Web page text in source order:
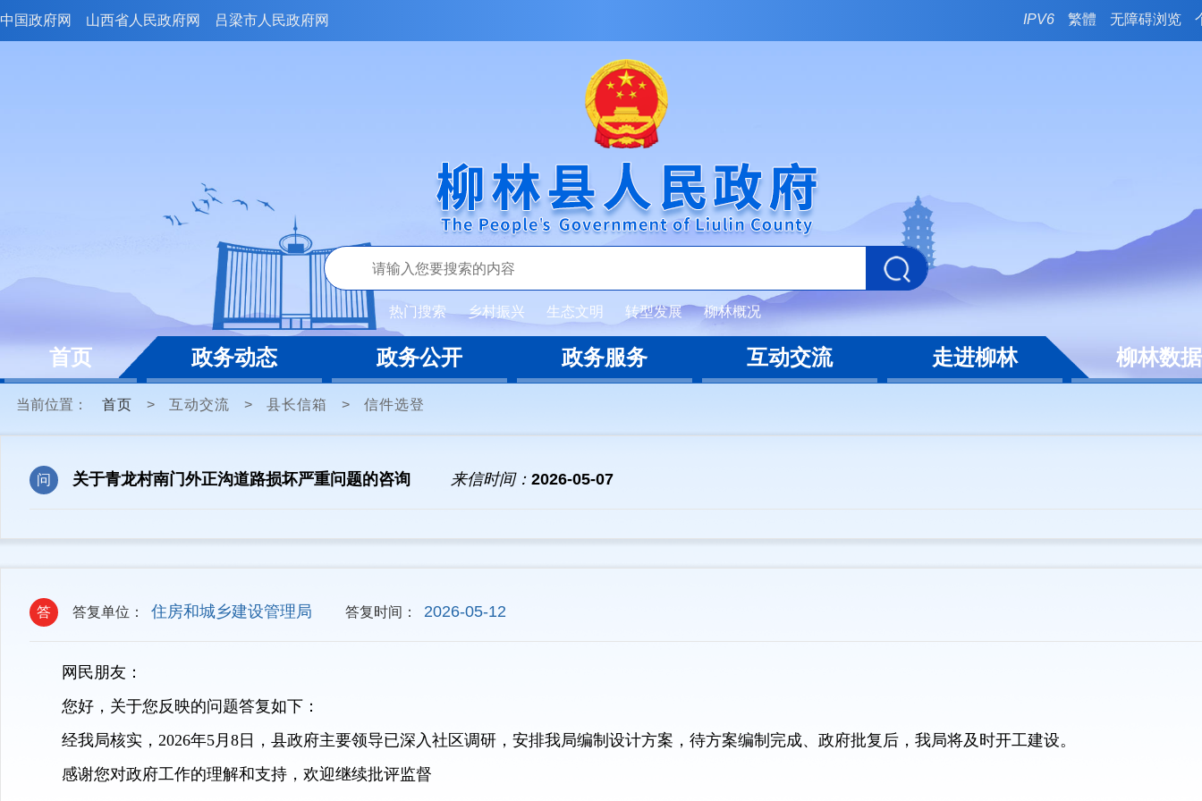
中国政府网 山西省人民政府网 吕梁市人民政府网 IPV6 繁體 无障碍浏览
热门搜索 乡村振兴 生态文明 转型发展 柳林概况
首页 政务动态 政务公开 政务服务 互动交流 走进柳林 柳林数据
当前位置： 首页 > 互动交流 > 县长信箱 > 信件选登
问 关于青龙村南门外正沟道路损坏严重问题的咨询 来信时间： 2026-05-07
答 答复单位： 住房和城乡建设管理局 答复时间： 2026-05-12
网民朋友：
您好，关于您反映的问题答复如下：
经我局核实，2026年5月8日，县政府主要领导已深入社区调研，安排我局编制设计方案，待方案编制完成、政府批复后，我局将及时开工建设。
感谢您对政府工作的理解和支持，欢迎继续批评监督